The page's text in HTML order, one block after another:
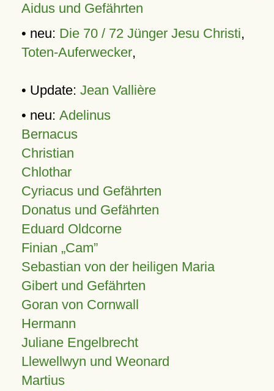
Aidus und Gefährten
• neu: Die 70 / 72 Jünger Jesu Christi,
Toten-Auferwecker,
• Update: Jean Vallière
• neu: Adelinus
Bernacus
Christian
Chlothar
Cyriacus und Gefährten
Donatus und Gefährten
Eduard Oldcorne
Finian Cam
Sebastian von der heiligen Maria
Gibert und Gefährten
Goran von Cornwall
Hermann
Juliane Engelbrecht
Llewellwyn und Weonard
Martius